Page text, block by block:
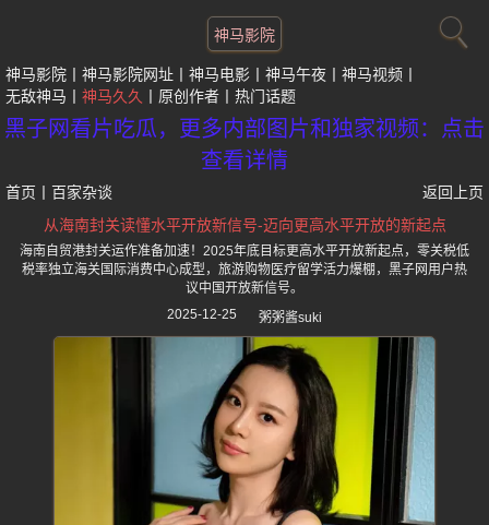
神马影院
神马影院 神马影院网址 神马电影 神马午夜
神马视频
无敌神马
神马久久 原创作者 热门话题
黑子网看片吃瓜，更多内部图片和独家视频：点击
查看详情
首页 百家杂谈
返回上页
从海南封关读懂水平开放新信号-迈向更高水平开放的新起点
海南自贸港封关运作准备加速！2025年底目标更高水平开放新起点，零关税低
税率独立海关国际消费中心成型，旅游购物医疗留学活力爆棚，黑子网用户热
议中国开放新信号。
2025-12-25
粥粥酱suki